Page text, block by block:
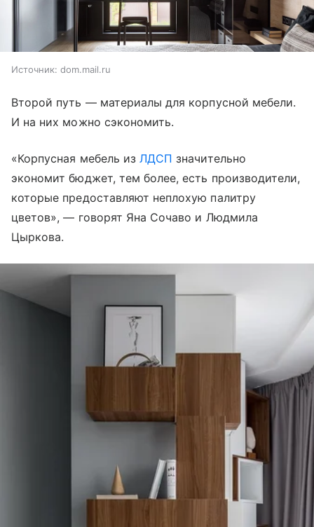
Источник: dom.mail.ru
Второй путь — материалы для корпусной мебели.
И на них можно сэкономить.
«Корпусная мебель изЛДСП значительно
экономит бюджет, тем более, есть производители,
которые предоставляют неплохую палитру
цветов», — говорят Яна Сочаво и Людмила
Цыркова.